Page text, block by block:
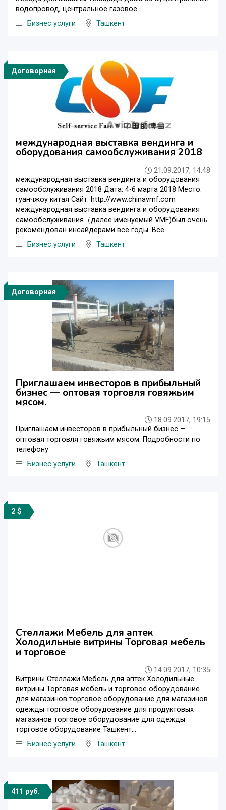
водопровод, центральное газовое ...
Бизнес услуги
Ташкент
Договорная
международная выставка вендинга и
оборудования самообслуживания 2018
21.09.2017, 14:48
международная выставка вендинга и оборудования
самообслуживания 2018 Дата: 4-6 марта 2018 Место:
гуанчжоу китая Сайт: http://www.chinavmf.com
международная выставка вендинга и оборудования
самообслуживания（далее именуемый VMF)был очень
рекомендован инсайдерами все годы. Все ...
Бизнес услуги
Ташкент
Договорная
Приглашаем инвесторов в прибыльный
бизнес — оптовая торговля говяжьим
мясом.
18.09.2017, 19:15
Приглашаем инвесторов в прибыльный бизнес —
оптовая торговля говяжьим мясом. Подробности по
телефону
Бизнес услуги
Ташкент
2 $
Стеллажи Мебель для аптек
Холодильные витрины Торговая мебель
и торговое
14.09.2017, 10:35
Витрины Стеллажи Мебель для аптек Холодильные
витрины Торговая мебель и торговое оборудование
для магазинов торговое оборудование для магазинов
одежды торговое оборудование для продуктовых
магазинов торговое оборудование для одежды
торговое оборудование Ташкент...
Бизнес услуги
Ташкент
411 руб.